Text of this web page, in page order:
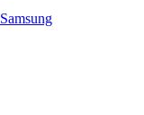
Samsung